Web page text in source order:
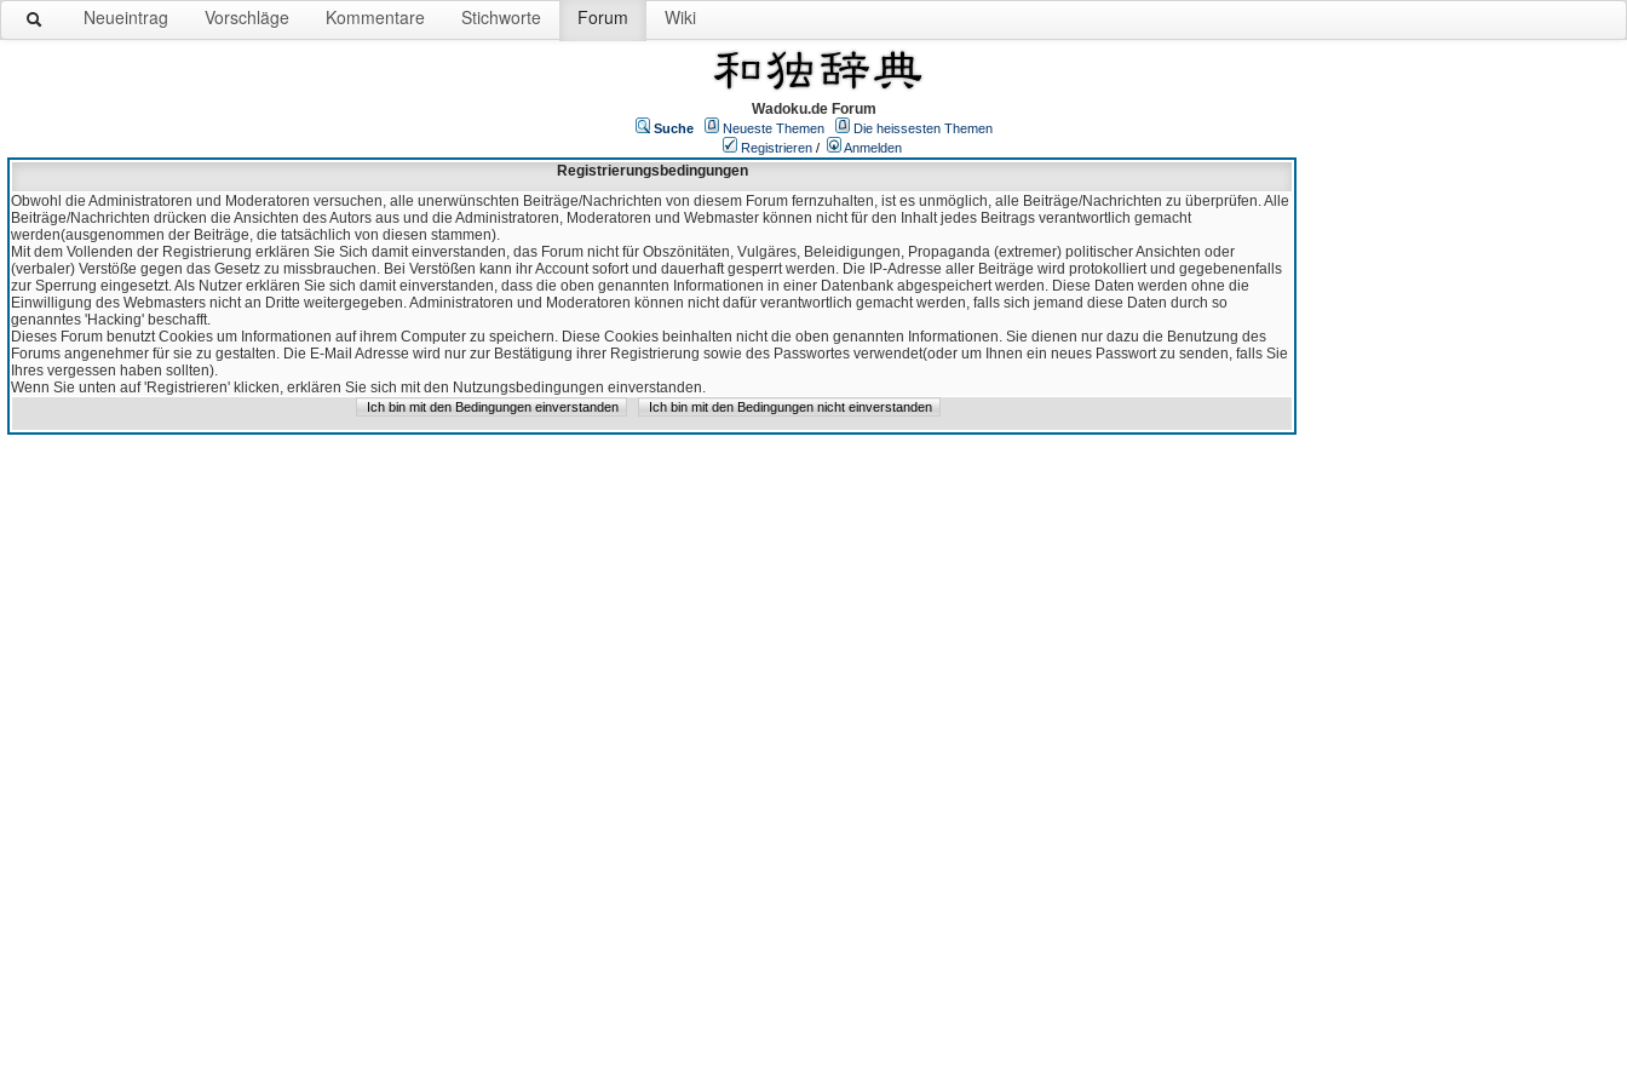
Neueintrag Vorschläge Kommentare Stichworte Forum Wiki
Wadoku.de Forum
Suche Neueste Themen
Die heissesten Themen
Registrieren / Anmelden
Registrierungsbedingungen
Obwohl die Administratoren und Moderatoren versuchen, alle unerwünschten Beiträge/Nachrichten von diesem Forum fernzuhalten, ist es unmöglich, alle Beiträge/Nachrichten zu überprüfen. Alle
Beiträge/Nachrichten drücken die Ansichten des Autors aus und die Administratoren, Moderatoren und Webmaster können nicht für den Inhalt jedes Beitrags verantwortlich gemacht
werden(ausgenommen der Beiträge, die tatsächlich von diesen stammen).
Mit dem Vollenden der Registrierung erklären Sie Sich damit einverstanden, das Forum nicht für Obszönitäten, Vulgäres, Beleidigungen, Propaganda (extremer) politischer Ansichten oder
(verbaler) Verstöße gegen das Gesetz zu missbrauchen. Bei Verstößen kann ihr Account sofort und dauerhaft gesperrt werden. Die IP-Adresse aller Beiträge wird protokolliert und gegebenenfalls
zur Sperrung eingesetzt. Als Nutzer erklären Sie sich damit einverstanden, dass die oben genannten Informationen in einer Datenbank abgespeichert werden. Diese Daten werden ohne die
Einwilligung des Webmasters nicht an Dritte weitergegeben. Administratoren und Moderatoren können nicht dafür verantwortlich gemacht werden, falls sich jemand diese Daten durch so
genanntes 'Hacking' beschafft.
Dieses Forum benutzt Cookies um Informationen auf ihrem Computer zu speichern. Diese Cookies beinhalten nicht die oben genannten Informationen. Sie dienen nur dazu die Benutzung des
Forums angenehmer für sie zu gestalten. Die E-Mail Adresse wird nur zur Bestätigung ihrer Registrierung sowie des Passwortes verwendet(oder um Ihnen ein neues Passwort zu senden, falls Sie
Ihres vergessen haben sollten).
Wenn Sie unten auf 'Registrieren' klicken, erklären Sie sich mit den Nutzungsbedingungen einverstanden.